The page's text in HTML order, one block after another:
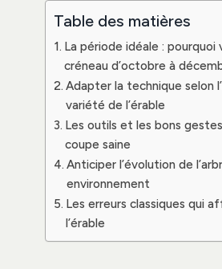
Table des matières
La période idéale : pourquoi
créneau d’octobre à
Adapter la technique selon
variété de l’érable
Les outils et les bons
coupe saine
Anticiper l’évolution de
environnement
Les erreurs classiques qui
l’érable